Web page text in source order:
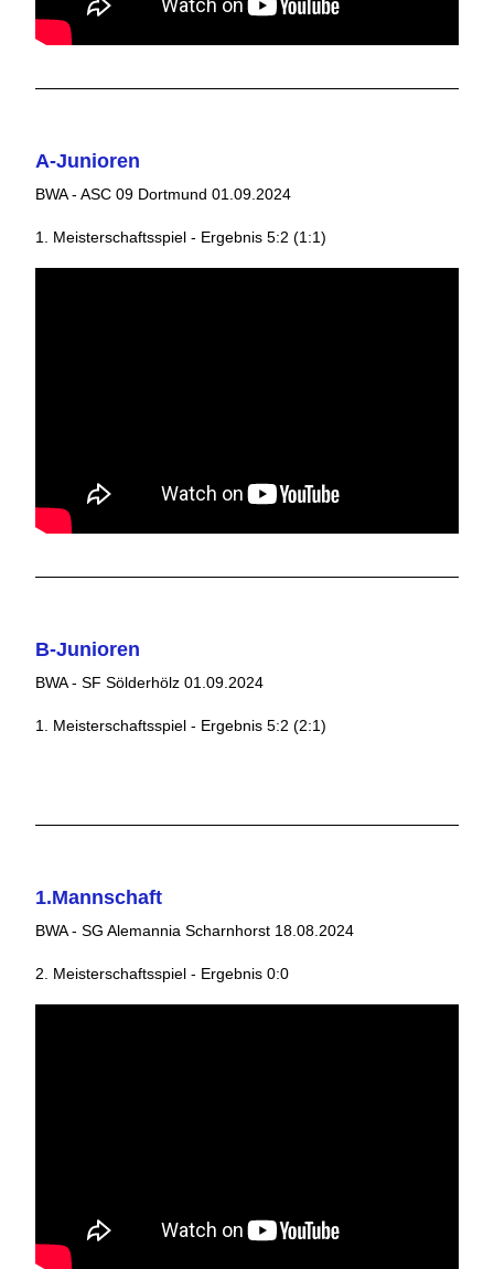
A-Junioren
BWA - ASC 09 Dortmund 01.09.2024
1. Meisterschaftsspiel - Ergebnis 5:2 (1:1)
B-Junioren
BWA - SF Sölderhölz 01.09.2024
1. Meisterschaftsspiel - Ergebnis 5:2 (2:1)
1.Mannschaft
BWA - SG Alemannia Scharnhorst 18.08.2024
2. Meisterschaftsspiel - Ergebnis 0:0